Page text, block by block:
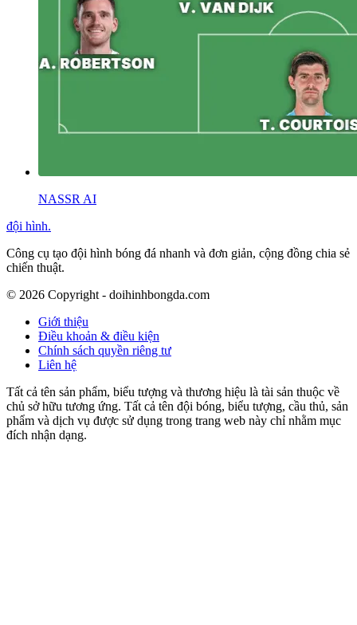
NASSR AI
đội hình.
Công cụ tạo đội hình bóng đá nhanh và đơn giản, cộng đồng chia sẻ
chiến thuật.
© 2026 Copyright - doihinhbongda.com
Giới thiệu
Điều khoản & điều kiện
Chính sách quyền riêng tư
Liên hệ
Tất cả tên sản phẩm, biểu tượng và thương hiệu là tài sản thuộc về
chủ sở hữu tương ứng. Tất cả tên đội bóng, biểu tượng, cầu thủ, sản
phẩm và dịch vụ được sử dụng trong trang web này chỉ nhằm mục
đích nhận dạng.